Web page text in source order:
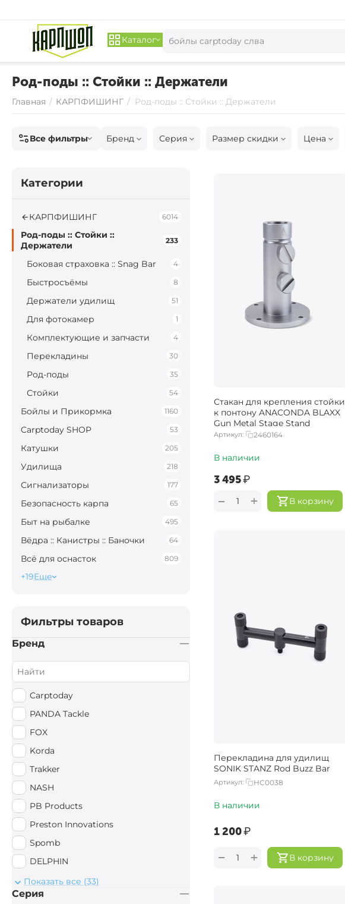
Каталог
Род-поды :: Стойки :: Держатели
Главная / КАРПФИШИНГ / Род-поды :: Стойки :: Держатели
Все фильтры Бренд Серия Размер скидки Цена
Стакан для крепления стойки
к понтону ANACONDA BLAXX
Gun Metal Stage Stand
Артикул: 2460164
В наличии
‍3 495‍₽
В корзину
+
−
Перекладина для удилищ
SONIK STANZ Rod Buzz Bar
Артикул: HC0038
В наличии
‍1 200‍₽
В корзину
+
−
Категории
КАРПФИШИНГ 6014
Род-поды :: Стойки ::
Держатели
233
Боковая страховка :: Snag Bar 4
Быстросъёмы 8
Держатели удилищ 51
Для фотокамер 1
Комплектующие и запчасти 4
Перекладины 30
Род-поды 35
Стойки 54
Бойлы и Прикормка 1160
Carptoday SHOP 53
Катушки 205
Удилища 218
Сигнализаторы 177
Безопасность карпа 65
Быт на рыбалке 495
Вёдра :: Канистры :: Баночки 64
Всё для оснасток 809
+19Еще
Фильтры товаров
Бренд
Carptoday
PANDA Tackle
FOX
Korda
Trakker
NASH
PB Products
Preston Innovations
Spomb
DELPHIN
Drennan
Anaconda
Показать все (33)
Серия